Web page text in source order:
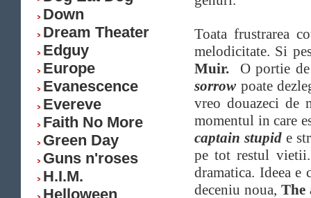
Down
Dream Theater
Edguy
Europe
Evanescence
Evereve
Faith No More
Green Day
Guns n'roses
H.I.M.
Helloween
Toata frustrarea
melodicitate. Si
Muir. O portie
sorrow poate
vreo douazeci de
momentul in care
captain stupide
pe tot restul
dramatica. Ideea e
deceniu noua,The